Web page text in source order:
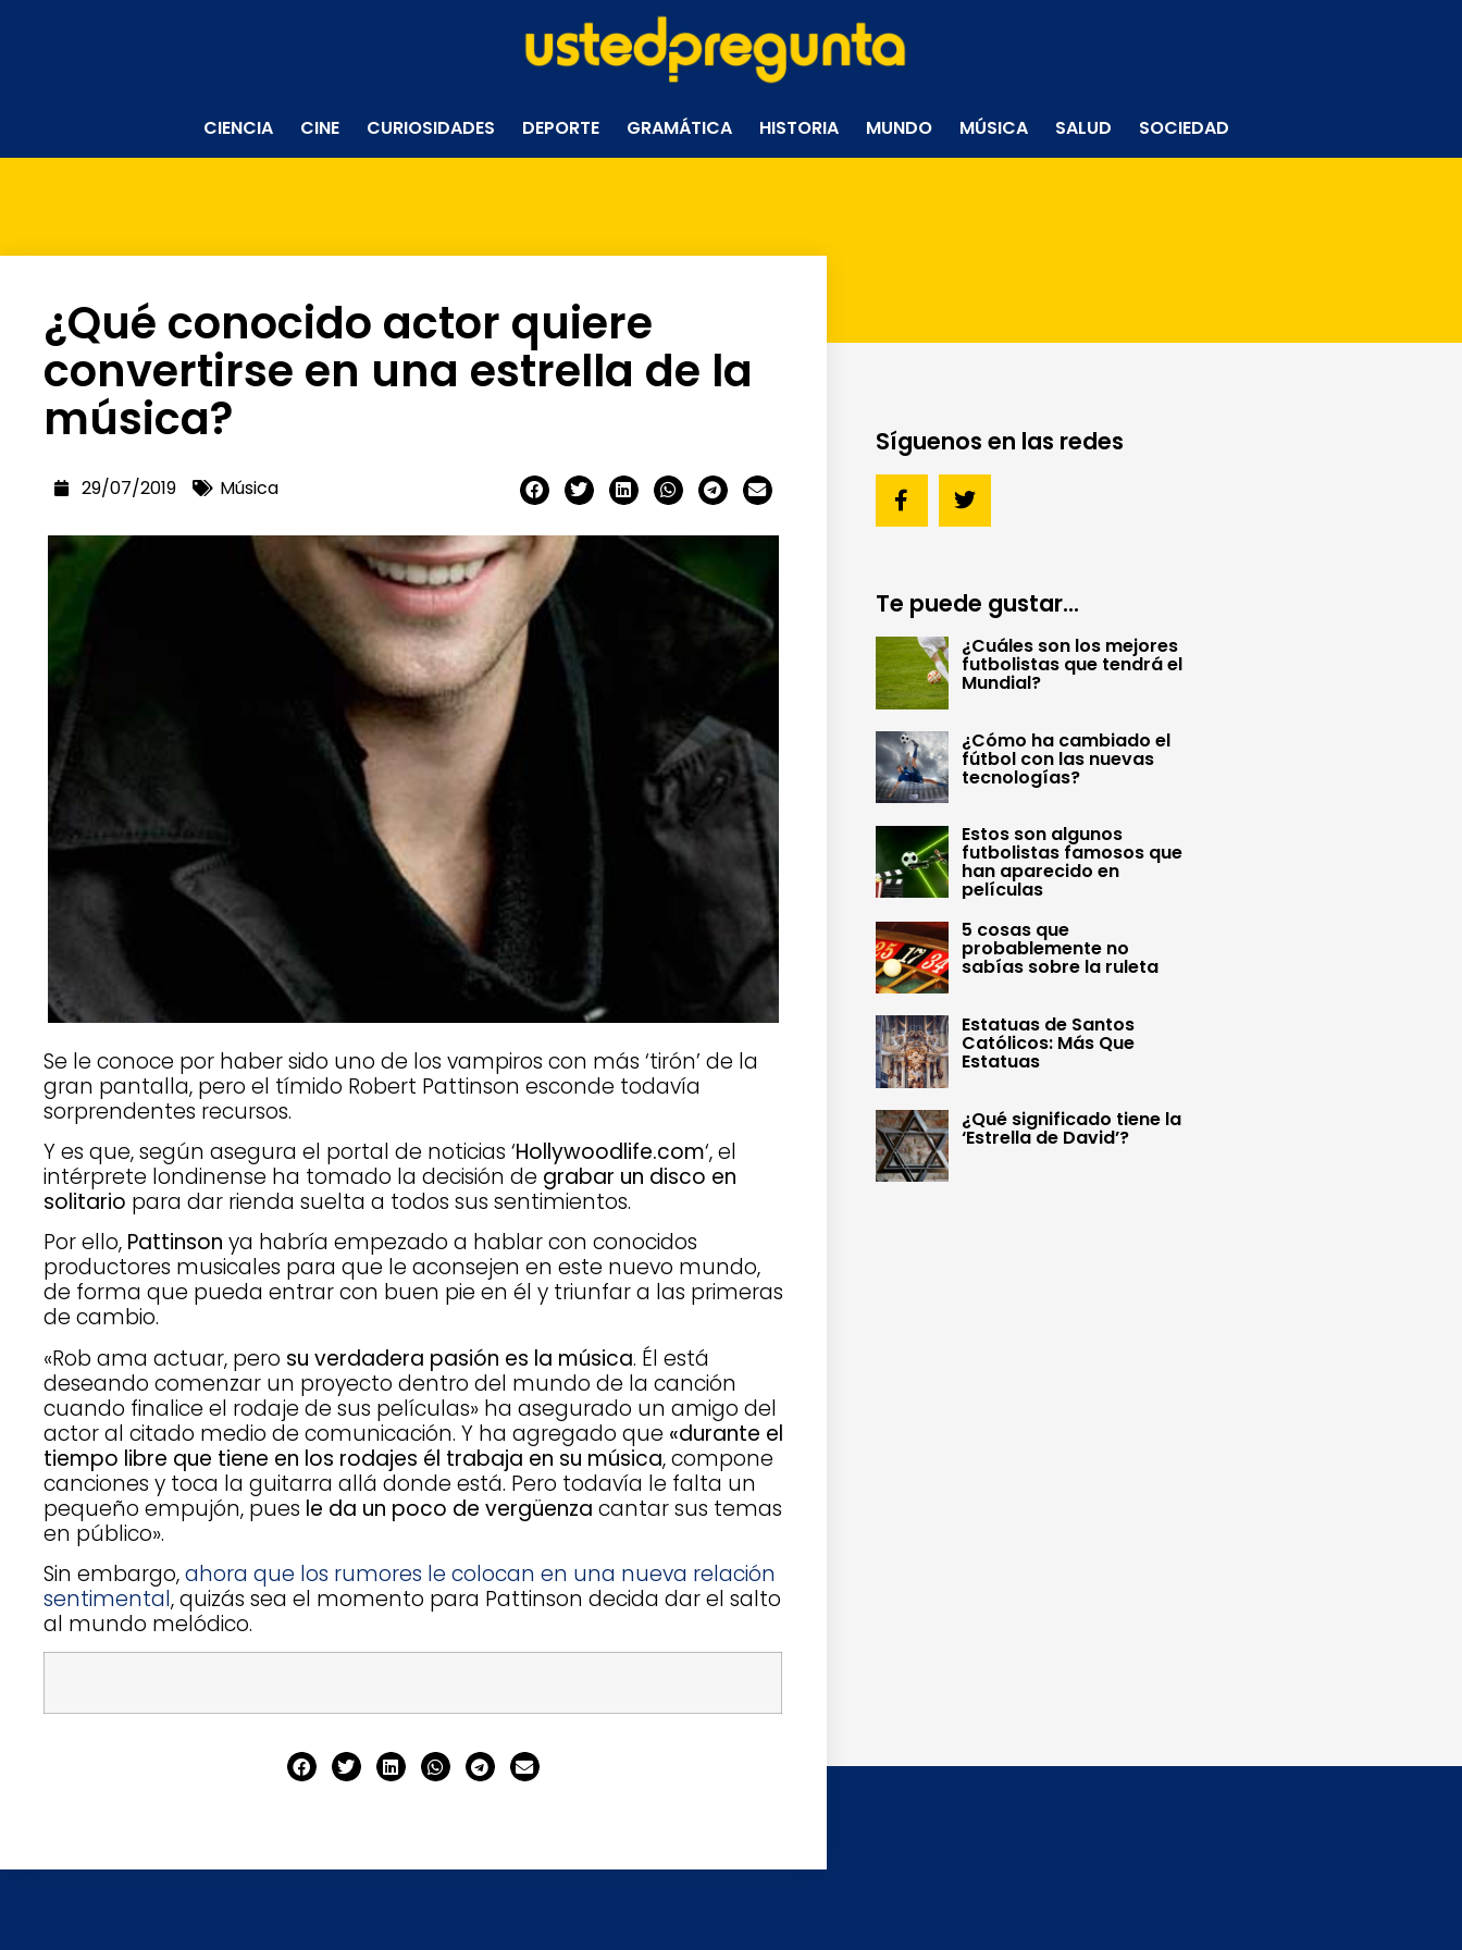
CIENCIA CINE CURIOSIDADES DEPORTE GRAMÁTICA HISTORIA MUNDO MÚSICA SALUD SOCIEDAD
¿Qué conocido actor quiere
convertirse en una estrella de la
música?
29/07/2019 Música
Se le conoce por haber sido uno de los vampiros con más ‘tirón’ de la
gran pantalla, pero el tímido Robert Pattinson esconde todavía
sorprendentes recursos.
Y es que, según asegura el portal de noticias ‘Hollywoodlife.com‘, el
intérprete londinense ha tomado la decisión de grabar un disco en
solitario para dar rienda suelta a todos sus sentimientos.
Por ello, Pattinson ya habría empezado a hablar con conocidos
productores musicales para que le aconsejen en este nuevo mundo,
de forma que pueda entrar con buen pie en él y triunfar a las primeras
de cambio.
«Rob ama actuar, pero su verdadera pasión es la música. Él está
deseando comenzar un proyecto dentro del mundo de la canción
cuando finalice el rodaje de sus películas» ha asegurado un amigo del
actor al citado medio de comunicación. Y ha agregado que «durante el
tiempo libre que tiene en los rodajes él trabaja en su música, compone
canciones y toca la guitarra allá donde está. Pero todavía le falta un
pequeño empujón, pues le da un poco de vergüenza cantar sus temas
en público».
Sin embargo,ahora que los rumores le colocan en una nueva relación
sentimental, quizás sea el momento para Pattinson decida dar el salto
al mundo melódico.
Síguenos en las redes
Te puede gustar...
¿Cuáles son los mejores
futbolistas que tendrá el
Mundial?
¿Cómo ha cambiado el
fútbol con las nuevas
tecnologías?
Estos son algunos
futbolistas famosos que
han aparecido en
películas
5 cosas que
probablemente no
sabías sobre la ruleta
Estatuas de Santos
Católicos: Más Que
Estatuas
¿Qué significado tiene la
‘Estrella de David’?